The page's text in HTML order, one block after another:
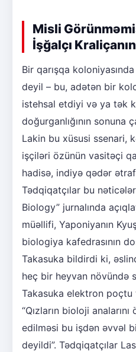
Misli
İşğalçı
Bir qarışqa
deyil – bu, adətən bir
istehsal etdiyi və ya tək
doğurganlığının sonuna
Lakin bu xüsusi ssenari,
işçiləri özünün vasitəçi
hadisə, indiyə qədər
Tədqiqatçılar bu
Biology” jurnalında
müəllifi, Yaponiyanın
biologiya kafedrasının
Takasuka bildirdi ki,
heç bir heyvan növündə
Takasuka elektron
“Qızların bioloji
edilməsi bu işdən əvvəl
deyildi”. Tədqiqatçılar